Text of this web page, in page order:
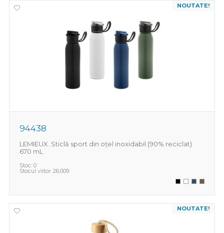
NOUTATE!
94438
LEMIEUX. Sticlă sport din oțel inoxidabil (90% reciclat)
670 mL
Stoc: 0
Stocul viitor: 26.009
NOUTATE!